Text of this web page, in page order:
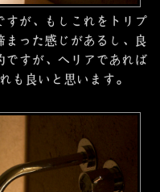
が、もしこれをトリプ
まった感じがあるし、良
ですが、ヘリアであれば
も良いと思います。